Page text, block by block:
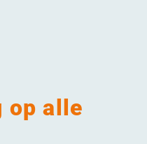
op alle